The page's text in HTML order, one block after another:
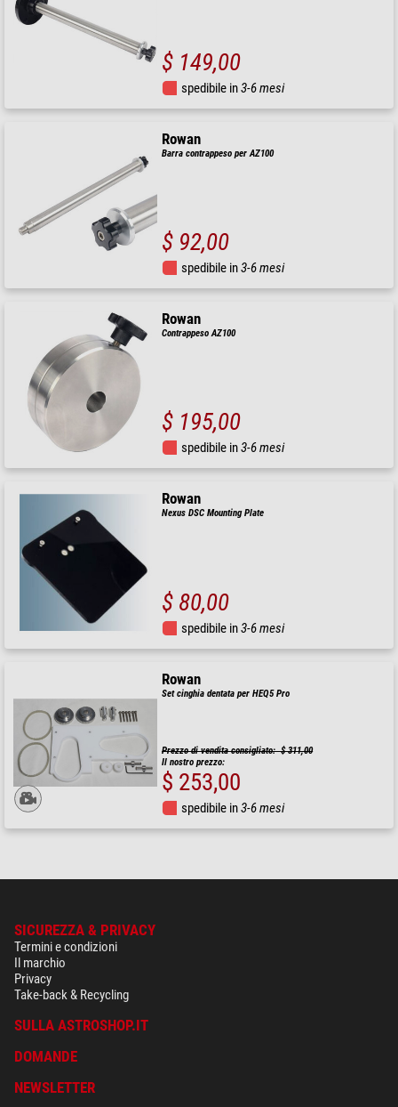
$ 149,00
spedibile in3-6 mesi
Rowan
Barra contrappeso per AZ100
$ 92,00
spedibile in3-6 mesi
Rowan
Contrappeso AZ100
$ 195,00
spedibile in3-6 mesi
Rowan
Nexus DSC Mounting Plate
$ 80,00
spedibile in3-6 mesi
Rowan
Set cinghia dentata per HEQ5 Pro
Prezzo di vendita consigliato: $ 311,00
Il nostro prezzo:
$ 253,00
spedibile in3-6 mesi
SICUREZZA & PRIVACY
Termini e condizioni
Il marchio
Privacy
Take-back & Recycling
SULLA ASTROSHOP.IT
DOMANDE
NEWSLETTER